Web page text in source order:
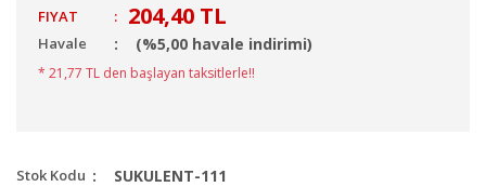
FIYAT : 204,40 TL
Havale (%5,00 havale indirimi)
* 21,77 TL den başlayan taksitlerle!!
Stok Kodu SUKULENT-111